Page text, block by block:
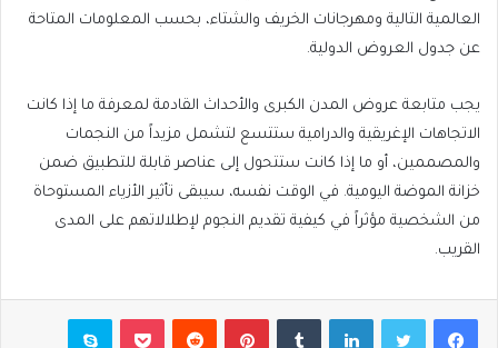
العالمية التالية ومهرجانات الخريف والشتاء، بحسب المعلومات المتاحة
عن جدول العروض الدولية.
يجب متابعة عروض المدن الكبرى والأحداث القادمة لمعرفة ما إذا كانت
الاتجاهات الإغريقية والدرامية ستتسع لتشمل مزيداً من النجمات
والمصممين، أو ما إذا كانت ستتحول إلى عناصر قابلة للتطبيق ضمن
خزانة الموضة اليومية. في الوقت نفسه، سيبقى تأثير الأزياء المستوحاة
من الشخصية مؤثراً في كيفية تقديم النجوم لإطلالاتهم على المدى
القريب.
فيسبوكتويتر لينكدإن بينتيريست بوكيت سكايب